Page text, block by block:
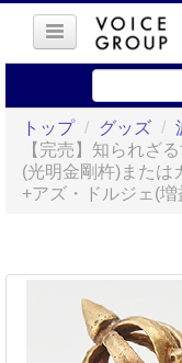
トップ / グッズ /
【完売】知られざ
(光明金剛杵)または
+アズ・ドルジェ(